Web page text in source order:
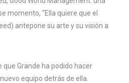
momento, “Ella quiere que el
antepone su arte y su visión a
que Grande ha podido hacer
equipo detrás de ella.